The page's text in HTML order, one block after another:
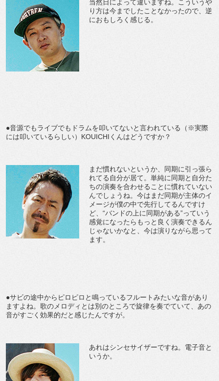
当然日によって違いますね。こういうや
り方は今までしたことなかったので、逆
におもしろく感じる。
●音源でもライブでもドラムを叩いてないと言われている（※実際
には叩いているらしい）KOUICHIくんはどうですか？
まだ慣れないというか、同期に引っ張ら
れてる自分が居て。単純に同期と自分た
ちの演奏を合わせることに慣れていない
んでしょうね。今はまだ同期が主体のイ
メージが僕の中で先行してるんですけ
ど、“バンドの上に同期がある”っていう
感覚になったらもっと良く演奏できるん
じゃないかなと、今は演りながら思って
ます。
●サビの途中からピロピロと鳴っているフルートみたいな音があり
ますよね。歌のメロディとは別のところで旋律を奏でていて、あの
音がすごく効果的だと感じたんですが。
あれはシンセサイザーですね。電子音と
いうか。